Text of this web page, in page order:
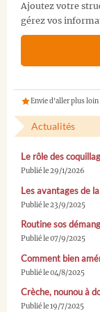
Ajoutez votre
gérez vos
Envie d'aller plus loin
Actualités
Le rôle des
Publié le 29/1/2026
Les avantages de
Publié le 23/9/2025
Routine sos
Publié le 07/9/2025
Comment bien
Publié le 04/8/2025
Crèche, nounou à
Publié le 19/7/2025